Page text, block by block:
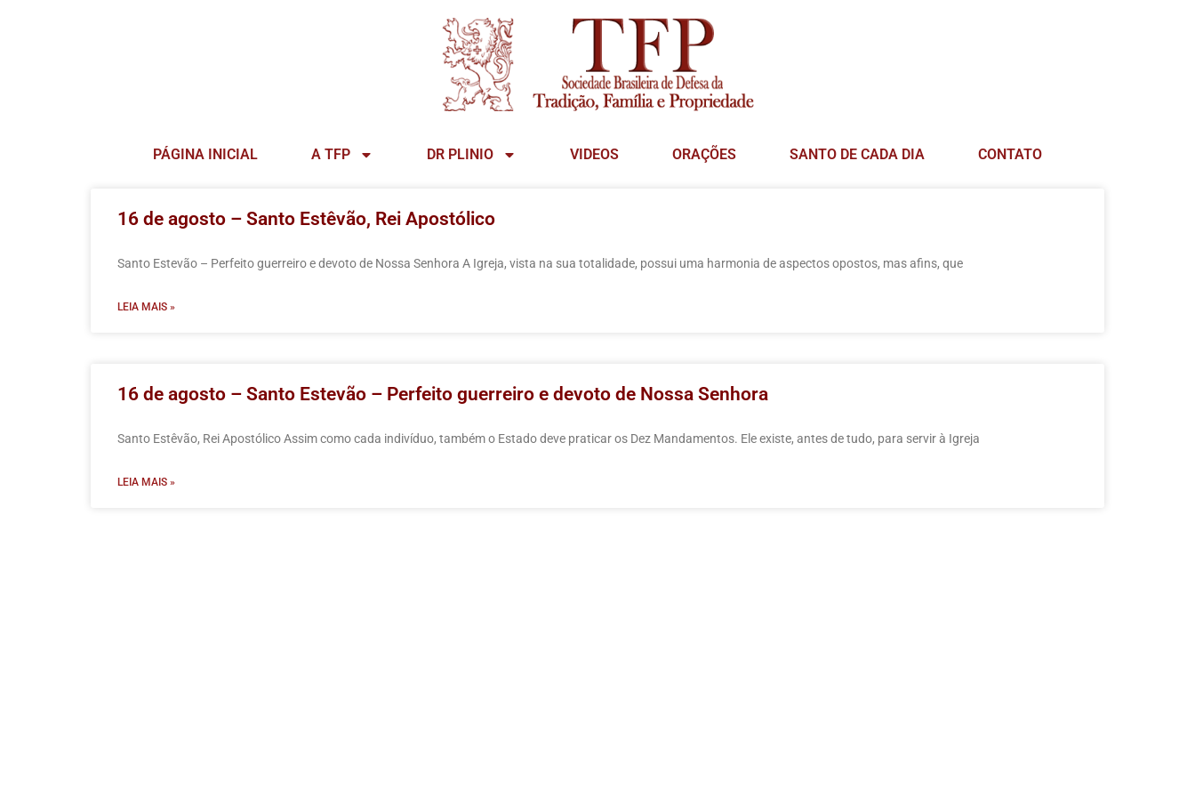
PÁGINA INICIAL A TFP DR PLINIO VIDEOS ORAÇÕES SANTO DE CADA DIA CONTATO
16 de agosto – Santo Estêvão, Rei Apostólico
Santo Estevão – Perfeito guerreiro e devoto de Nossa Senhora A Igreja, vista na sua totalidade, possui uma harmonia de aspectos opostos, mas afins, que
LEIA MAIS »
16 de agosto – Santo Estevão – Perfeito guerreiro e devoto de Nossa Senhora
Santo Estêvão, Rei Apostólico Assim como cada indivíduo, também o Estado deve praticar os Dez Mandamentos. Ele existe, antes de tudo, para servir à Igreja
LEIA MAIS »